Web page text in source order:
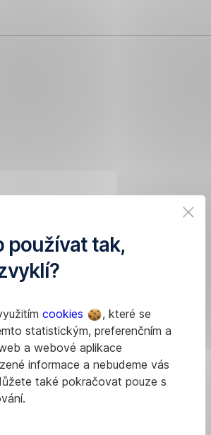
používat tak,
cookies
, které se
statistickým, preferenčním a
a webové aplikace
informace a nebudeme vás
také pokračovat pouze s